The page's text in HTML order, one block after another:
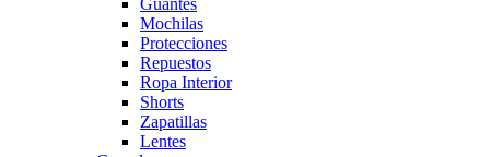
Guantes
Mochilas
Protecciones
Repuestos
Ropa Interior
Shorts
Zapatillas
Lentes